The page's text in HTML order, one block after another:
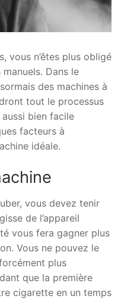
vous n’êtes plus obligé
Dans le
des machines à
tout le processus
bien facile
facteurs à
idéale.
vous devez tenir
de l’appareil
vous fera gagner plus
Vous ne pouvez le
plus
que la première
cigarette en un temps